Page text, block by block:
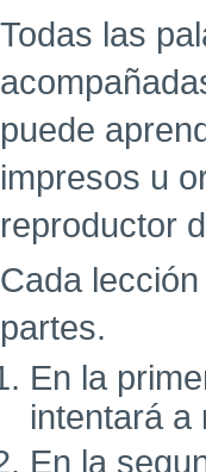
Todas las
puede
impresos u
reproductor
Cada
partes.
En la
intentará a
En la